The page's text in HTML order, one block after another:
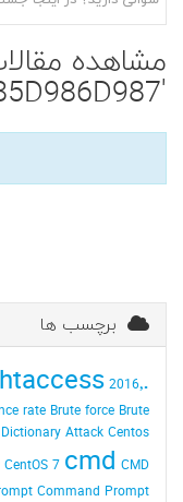
مشاهده
'D8AFD8A7D985D986D987'
برچسب ها
.htaccess2016٬ دانلود
rate Brute force Brute
Attack Centos
CentOS 7 cmd CMD چیست
Command Prompt چیست